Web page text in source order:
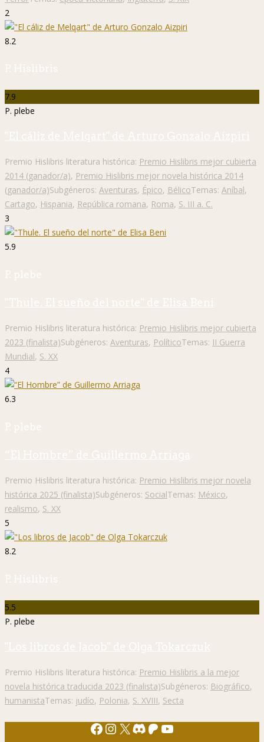
2
8.2
P. Hislibris
7.9
P. plebe
"El cáliz de Melqart" de Arturo Gonzalo Aizpiri
Premio Hislibris literatura histórica: Premio Hislibris mejor cubierta
2014 (ganador/a), Premio Hislibris mejor novela histórica 2014
(ganador/a)Subgéneros: Aventuras, Épico, BélicoTemas: Aníbal,
Cartago, Hispania, República romana, Roma, S. III a. C.
3
5.9
P. plebe
"Thule. El sueño del norte" de Elisa Beni
Premio Hislibris literatura histórica: Premio Hislibris mejor cubierta
2023 (finalista)Subgéneros: Aventuras, PolíticoTemas: II Guerra
Mundial, S. XX
4
6.3
P. plebe
“El Hombre” de Guillermo Arriaga
Premio Hislibris literatura histórica: Premio Hislibris mejor novela
histórica 2025 (finalista)Subgéneros: SocialTemas: México,
realismo, S. XX
5
8.2
P. Hislibris
5.5
P. plebe
"Los libros de Jacob" de Olga Tokarczuk
Premio Hislibris literatura histórica: Premio Hislibris a la mejor
novela histórica traducida 2023 (finalista)Subgéneros: Biográfico,
humanistaTemas: judío, Polonia, S. XVIII, Secta
Facebook
Instagram
X Discord
Patreon
YouTube